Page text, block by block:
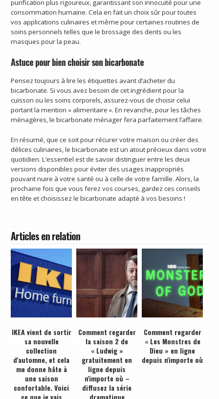
purification plus rigoureux, garantissant son innocuité pour une
consommation humaine. Cela en fait un choix sûr pour toutes
vos applications culinaires et même pour certaines routines de
soins personnels telles que le brossage des dents ou les
masques pour la peau.
Astuce pour bien choisir son bicarbonate
Pensez toujours à lire les étiquettes avant d’acheter du
bicarbonate. Si vous avez besoin de cet ingrédient pour la
cuisson ou les soins corporels, assurez-vous de choisir celui
portant la mention « alimentaire ». En revanche, pour les tâches
ménagères, le bicarbonate ménager fera parfaitement l’affaire.
En résumé, que ce soit pour récurer votre maison ou créer des
délices culinaires, le bicarbonate est un atout précieux dans votre
quotidien. L’essentiel est de savoir distinguer entre les deux
versions disponibles pour éviter des usages inappropriés
pouvant nuire à votre santé ou à celle de votre famille. Alors, la
prochaine fois que vous ferez vos courses, gardez ces conseils
en tête et choisissez le bicarbonate adapté à vos besoins !
Articles en relation
IKEA vient de sortir
sa nouvelle
collection
d'automne, et cela
me donne hâte à
une saison
confortable. Voici
Comment regarder
la saison 2 de
« Ludwig »
gratuitement en
ligne depuis
n'importe où –
diffusez la série
Comment regarder
« Les Monstres de
Dieu » en ligne
depuis n'importe où